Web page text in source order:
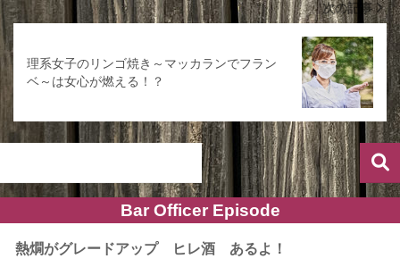
次の記事
理系女子のリンゴ焼き～マッカランでフラン
ベ～は女心が燃える！？
Bar Officer Episode
熱燗がグレードアップ ヒレ酒 あるよ！